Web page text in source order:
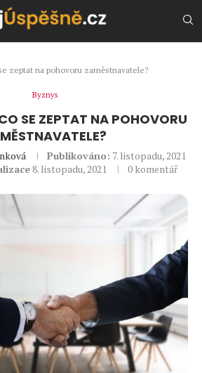
zeptat na pohovoru zaměstnavatele?
Byznys
SE ZEPTAT NA POHOVORU
Publikováno: 7. listopadu, 2021
8. listopadu, 2021 0 komentář